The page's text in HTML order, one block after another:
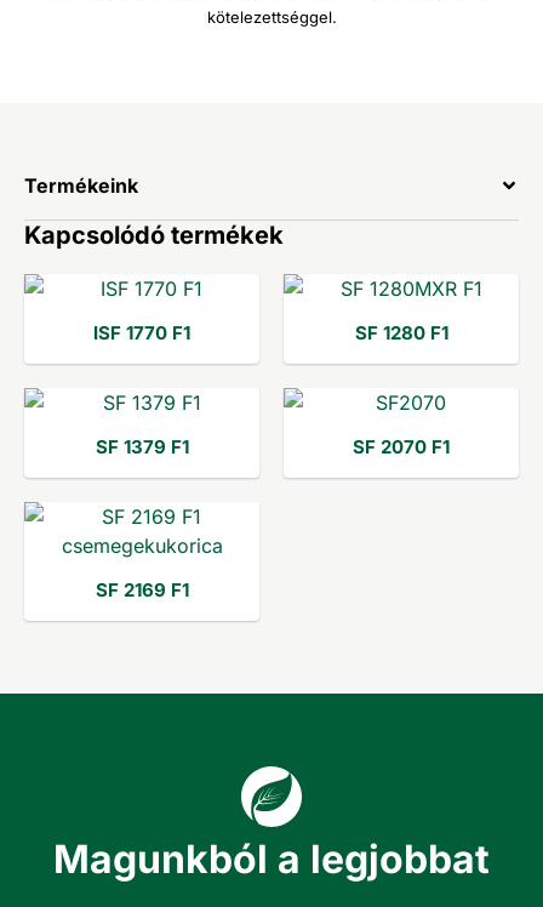
kötelezettséggel.
Termékeink
Kapcsolódó termékek
ISF 1770 F1 SF 1280 F1
SF 1379 F1 SF 2070 F1
SF 2169 F1
Magunkból a legjobbat